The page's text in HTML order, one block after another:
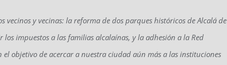
vecinos y vecinas: la reforma de dos parques históricos de Alcalá de
impuestos a las familias alcalaínas, y la adhesión a la Red
el objetivo de acercar a nuestra ciudad aún más a las instituciones